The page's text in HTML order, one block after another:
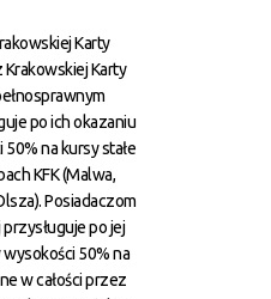
Karty
Krakowskiej Karty
po ich okazaniu
na kursy stałe
KFK (Malwa,
Posiadaczom
po jej
50% na
w całości przez